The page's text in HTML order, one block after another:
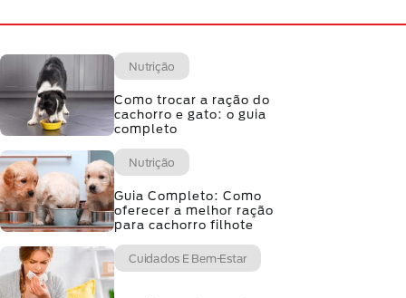
Nutrição
Como trocar a ração do
cachorro e gato: o guia
completo
Nutrição
Guia Completo: Como
oferecer a melhor ração
para cachorro filhote
Cuidados E Bem-Estar